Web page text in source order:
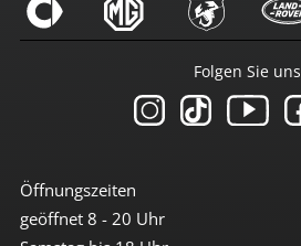
Öffnungszeiten
geöffnet 8 - 20 Uhr
Folgen Sie uns